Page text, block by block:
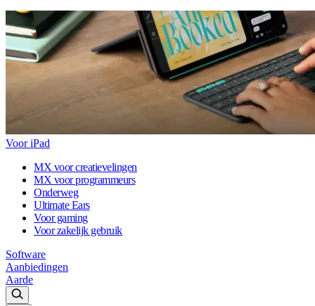
Voor iPad
MX voor creatievelingen
MX voor programmeurs
Onderweg
Ultimate Ears
Voor gaming
Voor zakelijk gebruik
Software
Aanbiedingen
Aarde